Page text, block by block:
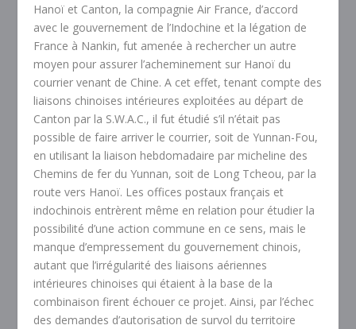
Hanoï et Canton, la compagnie Air France, d’accord
avec le gouvernement de l’Indochine et la légation de
France à Nankin, fut amenée à rechercher un autre
moyen pour assurer l’acheminement sur Hanoï du
courrier venant de Chine. A cet effet, tenant compte des
liaisons chinoises intérieures exploitées au départ de
Canton par la S.W.A.C., il fut étudié s’il n’était pas
possible de faire arriver le courrier, soit de Yunnan-Fou,
en utilisant la liaison hebdomadaire par micheline des
Chemins de fer du Yunnan, soit de Long Tcheou, par la
route vers Hanoï. Les offices postaux français et
indochinois entrèrent même en relation pour étudier la
possibilité d’une action commune en ce sens, mais le
manque d’empressement du gouvernement chinois,
autant que l’irrégularité des liaisons aériennes
intérieures chinoises qui étaient à la base de la
combinaison firent échouer ce projet. Ainsi, par l’échec
des demandes d’autorisation de survol du territoire